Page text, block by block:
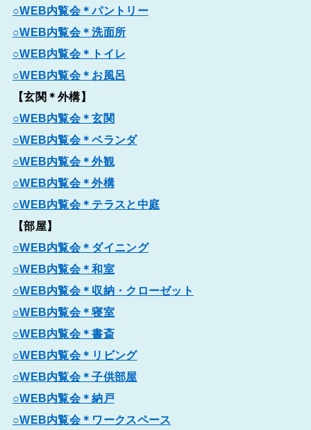
○WEB内覧会＊パントリー
○WEB内覧会＊洗面所
○WEB内覧会＊トイレ
○WEB内覧会＊お風呂
【玄関＊外構】
○WEB内覧会＊玄関
○WEB内覧会＊ベランダ
○WEB内覧会＊外観
○WEB内覧会＊外構
○WEB内覧会＊テラスと中庭
【部屋】
○WEB内覧会＊ダイニング
○WEB内覧会＊和室
○WEB内覧会＊収納・クローゼット
○WEB内覧会＊寝室
○WEB内覧会＊書斎
○WEB内覧会＊リビング
○WEB内覧会＊子供部屋
○WEB内覧会＊納戸
○WEB内覧会＊ワークスペース